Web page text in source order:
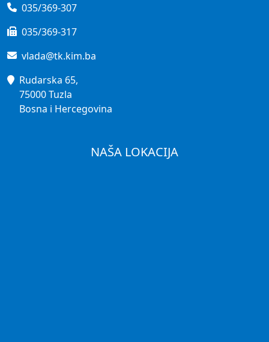
035/369-307
035/369-317
vlada@tk.kim.ba
Rudarska 65,
75000 Tuzla
Bosna i Hercegovina
NAŠA LOKACIJA